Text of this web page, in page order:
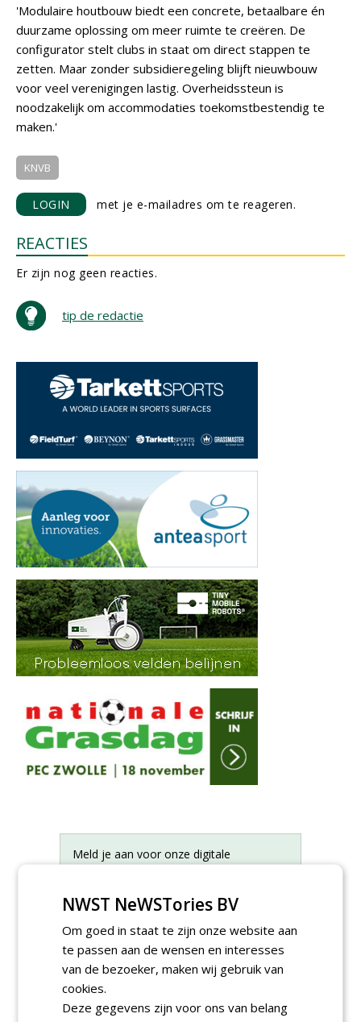
'Modulaire houtbouw biedt een concrete, betaalbare én
duurzame oplossing om meer ruimte te creëren. De
configurator stelt clubs in staat om direct stappen te
zetten. Maar zonder subsidieregeling blijft nieuwbouw
voor veel verenigingen lastig. Overheidssteun is
noodzakelijk om accommodaties toekomstbestendig te
maken.'
KNVB
LOGIN met je e-mailadres om te reageren.
REACTIES
Er zijn nog geen reacties.
tip de redactie
Meld je aan voor onze digitale
nieuwsbrief.
NWST NeWSTories BV
Om goed in staat te zijn onze website aan
te passen aan de wensen en interesses
van de bezoeker, maken wij gebruik van
cookies.
Deze gegevens zijn voor ons van belang